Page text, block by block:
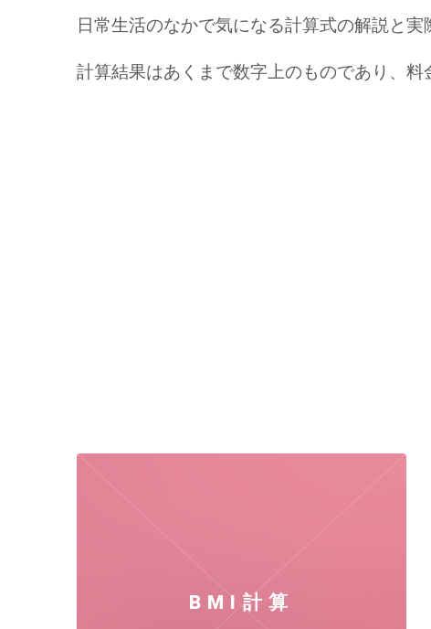
日常生活のなかで気になる計算式の解説と実
計算結果はあくまで数字上のものであり、
BMI計算